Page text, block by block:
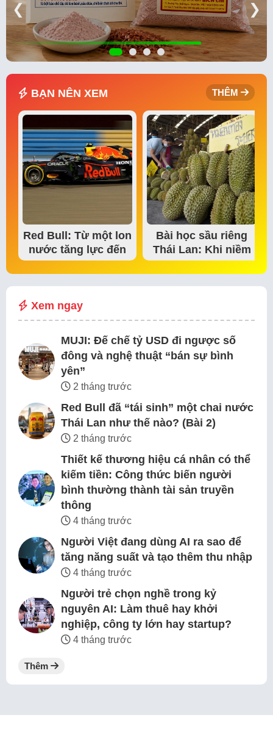
❮ ❯
BẠN NÊN XEM THÊM
Red Bull: Từ một lon
nước tăng lực đến
đế chế thể…
Bài học sầu riêng
Thái Lan: Khi niềm
tin thị trường bắt…
Xem ngay
MUJI: Đế chế tỷ USD đi ngược số
đông và nghệ thuật “bán sự bình
yên”
2 tháng trước
Red Bull đã “tái sinh” một chai nước
Thái Lan như thế nào? (Bài 2)
2 tháng trước
Thiết kế thương hiệu cá nhân có thể
kiếm tiền: Công thức biến người
bình thường thành tài sản truyền
thông
4 tháng trước
Người Việt đang dùng AI ra sao để
tăng năng suất và tạo thêm thu nhập
4 tháng trước
Người trẻ chọn nghề trong kỷ
nguyên AI: Làm thuê hay khởi
nghiệp, công ty lớn hay startup?
4 tháng trước
Thêm